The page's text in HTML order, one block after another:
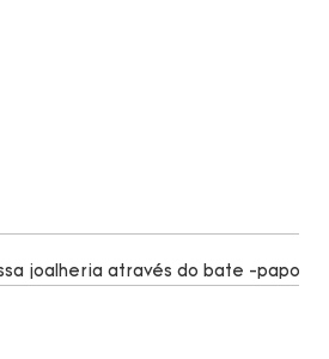
joalheria através do bate -papo